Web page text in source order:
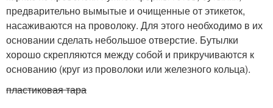
предварительно вымытые и очищенные от этикеток,
насаживаются на проволоку. Для этого необходимо в их
основании сделать небольшое отверстие. Бутылки
хорошо скрепляются между собой и прикручиваются к
основанию (круг из проволоки или железного кольца).
пластиковая тара